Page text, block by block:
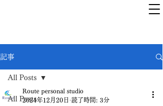
記事
All Posts
All Posts
Route personal studio
2024年12月20日 読了時間: 3分